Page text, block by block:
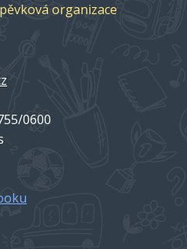
organizace
0600